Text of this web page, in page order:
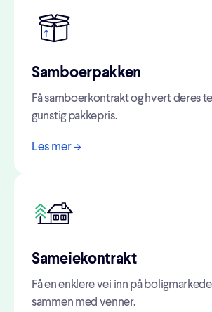
Samboerpakken
Få samboerkontrakt og hvert deres
gunstig pakkepris.
Les mer ->
Sameiekontrakt
Få en enklere vei inn på
sammen med venner.